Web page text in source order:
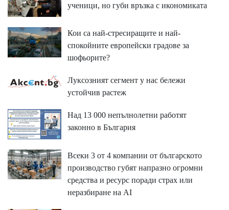
ученици, но губи връзка с икономиката
Кои са най-стресиращите и най-
спокойните европейски градове за
шофьорите?
Луксозният сегмент у нас бележи
устойчив растеж
Над 13 000 непълнолетни работят
законно в България
Всеки 3 от 4 компании от българското
производство губят напразно огромни
средства и ресурс поради страх или
неразбиране на AI